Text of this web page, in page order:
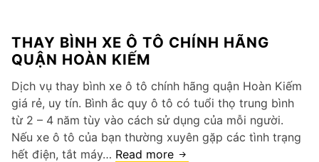
quận
THAY BÌNH XE Ô TÔ CHÍNH HÃNG
QUẬN HOÀN KIẾM
Dịch vụ thay bình xe ô tô chính hãng quận Hoàn Kiếm
giá rẻ, uy tín. Bình ắc quy ô tô có tuổi thọ trung bình
từ 2 – 4 năm tùy vào cách sử dụng của mỗi người.
Nếu xe ô tô của bạn thường xuyên gặp các tình trạng
hết điện, tắt máy… Read more Thay